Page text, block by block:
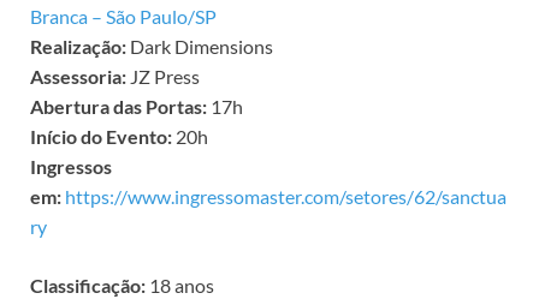
Branca – São Paulo/SP
Realização: Dark Dimensions
Assessoria: JZ Press
Abertura das Portas: 17h
Início do Evento: 20h
Ingressos
em: https://www.ingressomaster.com/setores/62/sanctua
ry
Classificação: 18 anos